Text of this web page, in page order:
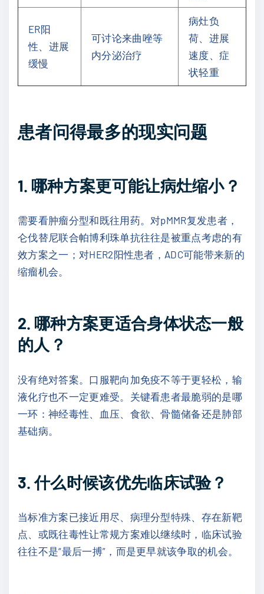
ER阳
性、进展
缓慢
可讨论来曲唑等
内分泌治疗
病灶负
荷、进展
速度、症
状轻重
患者问得最多的现实问题
1. 哪种方案更可能让病灶缩小？
需要看肿瘤分型和既往用药。对pMMR复发患者，
仑伐替尼联合帕博利珠单抗往往是被重点考虑的有
效方案之一；对HER2阳性患者，ADC可能带来新的
缩瘤机会。
2. 哪种方案更适合身体状态一般
的人？
没有绝对答案。口服靶向加免疫不等于更轻松，输
液化疗也不一定更难受。关键看患者最脆弱的是哪
一环：神经毒性、血压、食欲、骨髓储备还是肺部
基础病。
3. 什么时候该优先临床试验？
当标准方案已接近用尽、病理分型特殊、存在新靶
点、或既往毒性让常规方案难以继续时，临床试验
往往不是“最后一搏”，而是更早就该争取的机会。